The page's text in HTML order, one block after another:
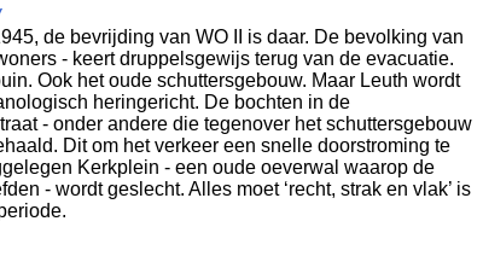
de bevrijding van WO II is daar. De bevolking van
- keert druppelsgewijs terug van de evacuatie.
Ook het oude schuttersgebouw. Maar Leuth wordt
heringericht. De bochten in de
- onder andere die tegenover het schuttersgebouw
Dit om het verkeer een snelle doorstroming te
Kerkplein - een oude oeverwal waarop de
- wordt geslecht. Alles moet ‘recht, strak en vlak’ is